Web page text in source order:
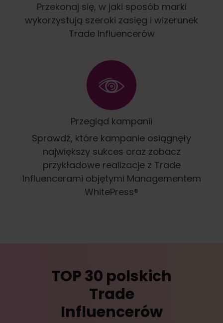
Przekonaj się, w jaki sposób marki
wykorzystują szeroki zasięg i wizerunek
Trade Influencerów
Przegląd kampanii
Sprawdź, które kampanie osiągnęły
największy sukces oraz zobacz
przykładowe realizacje z Trade
Influencerami objętymi Managementem
WhitePress®
TOP 30 polskich
Trade
Influencerów